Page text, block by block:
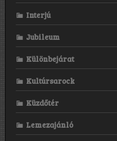
Interjú
Jubileum
Különbejárat
Kultúrsarock
Küzdőtér
Lemezajánló